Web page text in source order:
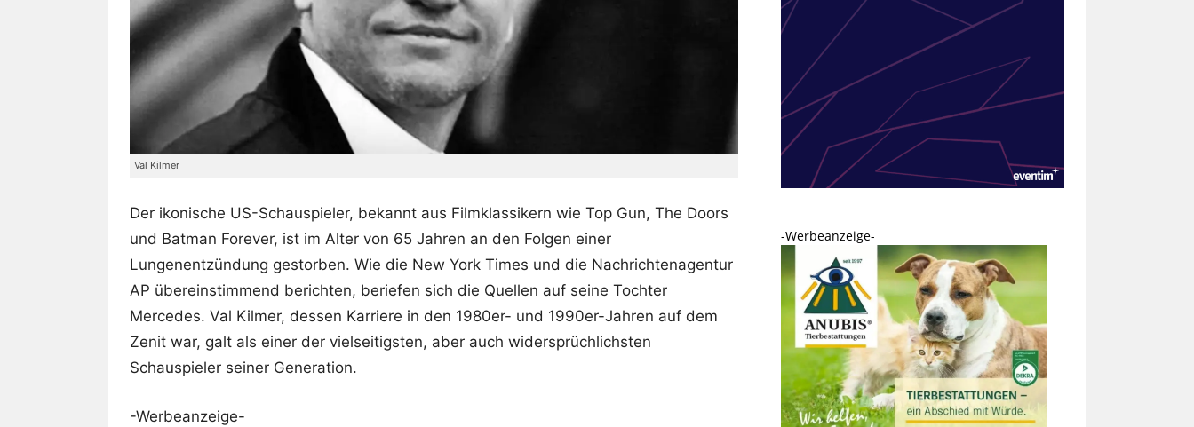
Val Kilmer
Der ikonische US-Schauspieler, bekannt aus Filmklassikern wie Top Gun, The Doors
und Batman Forever, ist im Alter von 65 Jahren an den Folgen einer
Lungenentzündung gestorben. Wie die New York Times und die Nachrichtenagentur
AP übereinstimmend berichten, beriefen sich die Quellen auf seine Tochter
Mercedes. Val Kilmer, dessen Karriere in den 1980er- und 1990er-Jahren auf dem
Zenit war, galt als einer der vielseitigsten, aber auch widersprüchlichsten
Schauspieler seiner Generation.
-Werbeanzeige-
-Werbeanzeige-